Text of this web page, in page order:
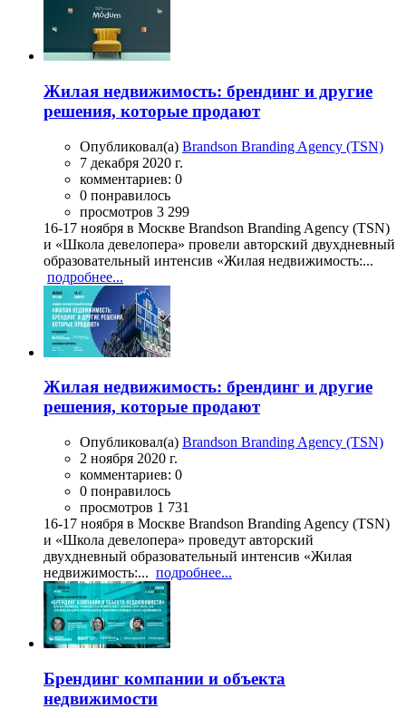
Жилая недвижимость: брендинг и другие
решения, которые продают
Опубликовал(а) Brandson Branding Agency (TSN)
7 декабря 2020 г.
комментариев: 0
0 понравилось
просмотров 3 299
16-17 ноября в Москве Brandson Branding Agency (TSN)
и «Школа девелопера» провели авторский двухдневный
образовательный интенсив «Жилая недвижимость:...
подробнее...
Жилая недвижимость: брендинг и другие
решения, которые продают
Опубликовал(а) Brandson Branding Agency (TSN)
2 ноября 2020 г.
комментариев: 0
0 понравилось
просмотров 1 731
16-17 ноября в Москве Brandson Branding Agency (TSN)
и «Школа девелопера» проведут авторский
двухдневный образовательный интенсив «Жилая
недвижимость:... подробнее...
Брендинг компании и объекта
недвижимости